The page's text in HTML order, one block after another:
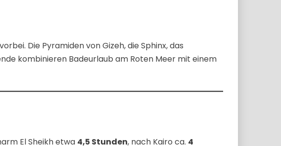
Die Pyramiden von Gizeh, die Sphinx, das
kombinieren Badeurlaub am Roten Meer mit einem
El Sheikh etwa 4,5 Stunden, nach Kairo ca. 4